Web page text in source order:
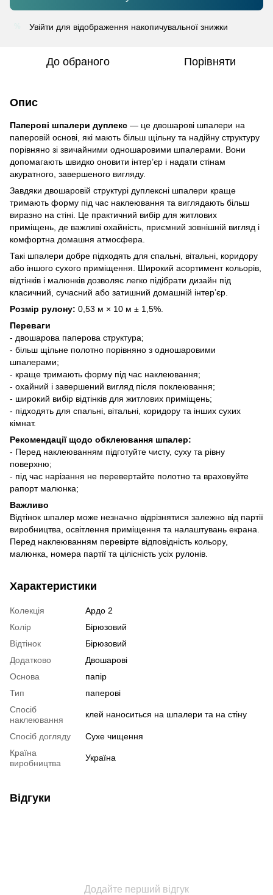
Увійти для відображення накопичувальної знижки
До обраного Порівняти
Опис
Паперові шпалери дуплекс — це двошарові шпалери на
паперовій основі, які мають більш щільну та надійну структуру
порівняно зі звичайними одношаровими шпалерами. Вони
допомагають швидко оновити інтер’єр і надати стінам
акуратного, завершеного вигляду.
Завдяки двошаровій структурі дуплексні шпалери краще
тримають форму під час наклеювання та виглядають більш
виразно на стіні. Це практичний вибір для житлових
приміщень, де важливі охайність, приємний зовнішній вигляд і
комфортна домашня атмосфера.
Такі шпалери добре підходять для спальні, вітальні, коридору
або іншого сухого приміщення. Широкий асортимент кольорів,
відтінків і малюнків дозволяє легко підібрати дизайн під
класичний, сучасний або затишний домашній інтер’єр.
Розмір рулону: 0,53 м × 10 м ± 1,5%.
Переваги
- двошарова паперова структура;
- більш щільне полотно порівняно з одношаровими
шпалерами;
- краще тримають форму під час наклеювання;
- охайний і завершений вигляд після поклеювання;
- широкий вибір відтінків для житлових приміщень;
- підходять для спальні, вітальні, коридору та інших сухих
кімнат.
Рекомендації щодо обклеювання шпалер:
- Перед наклеюванням підготуйте чисту, суху та рівну
поверхню;
- під час нарізання не перевертайте полотно та враховуйте
рапорт малюнка;
Важливо
Відтінок шпалер може незначно відрізнятися залежно від партії
виробництва, освітлення приміщення та налаштувань екрана.
Перед наклеюванням перевірте відповідність кольору,
малюнка, номера партії та цілісність усіх рулонів.
Характеристики
Колекція
Ардо 2
Колір
Бірюзовий
Відтінок
Бірюзовий
Додатково
Двошарові
Основа
папір
Тип
паперові
Спосіб
наклеювання
клей наноситься на шпалери та на стіну
Спосіб догляду
Cухе чищення
Країна
виробництва
Україна
Відгуки
Додайте перший відгук